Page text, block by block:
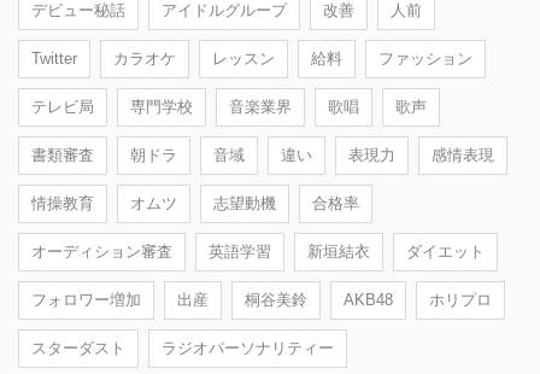
デビュー秘話 アイドルグループ 改善 人前
Twitter カラオケ レッスン 給料 ファッション
テレビ局 専門学校 音楽業界 歌唱 歌声
書類審査 朝ドラ 音域 違い 表現力 感情表現
情操教育 オムツ 志望動機 合格率
オーディション審査 英語学習 新垣結衣 ダイエット
フォロワー増加 出産 桐谷美鈴 AKB48 ホリプロ
スターダスト ラジオパーソナリティー